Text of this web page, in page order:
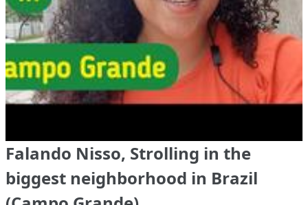
Falando Nisso, Strolling in the
biggest neighborhood in Brazil